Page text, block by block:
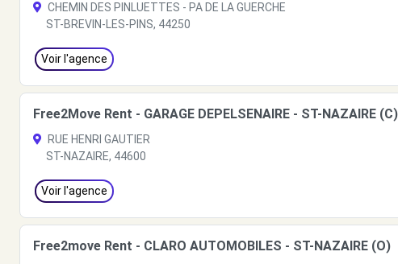
CHEMIN DES PINLUETTES - PA DE LA GUERCHE
ST-BREVIN-LES-PINS, 44250
Voir l'agence
Free2Move Rent - GARAGE DEPELSENAIRE - ST-NAZAIRE (C)
RUE HENRI GAUTIER
ST-NAZAIRE, 44600
Voir l'agence
Free2move Rent - CLARO AUTOMOBILES - ST-NAZAIRE (O)